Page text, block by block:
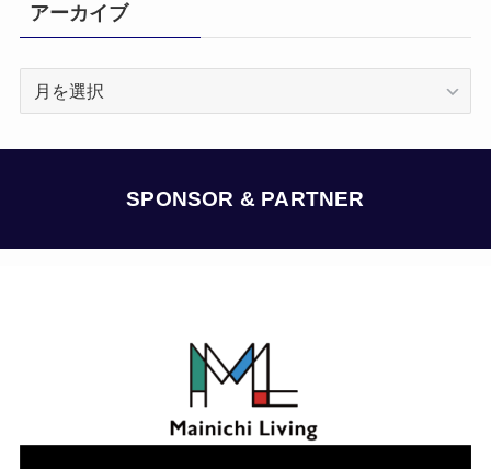
アーカイブ
SPONSOR & PARTNER